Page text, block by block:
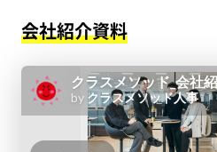
会社紹介資料